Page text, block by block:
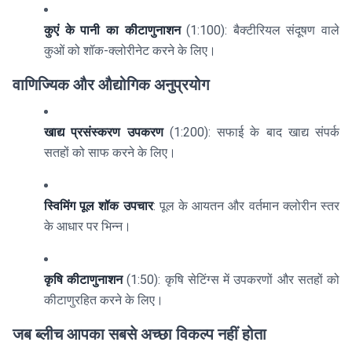
कुएं के पानी का कीटाणुनाशन(1:100): बैक्टीरियल संदूषण वाले
कुओं को शॉक-क्लोरीनेट करने के लिए।
वाणिज्यिक और औद्योगिक अनुप्रयोग
खाद्य प्रसंस्करण उपकरण(1:200): सफाई के बाद खाद्य संपर्क
सतहों को साफ करने के लिए।
स्विमिंग पूल शॉक उपचार: पूल के आयतन और वर्तमान क्लोरीन स्तर
के आधार पर भिन्न।
कृषि कीटाणुनाशन(1:50): कृषि सेटिंग्स में उपकरणों और सतहों को
कीटाणुरहित करने के लिए।
जब ब्लीच आपका सबसे अच्छा विकल्प नहीं होता